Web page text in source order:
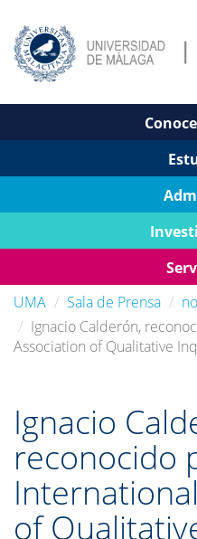
UMA
Sala de Prensa
Ignacio Calderón,
Association of Qualitative
Ignacio
reconocido
of